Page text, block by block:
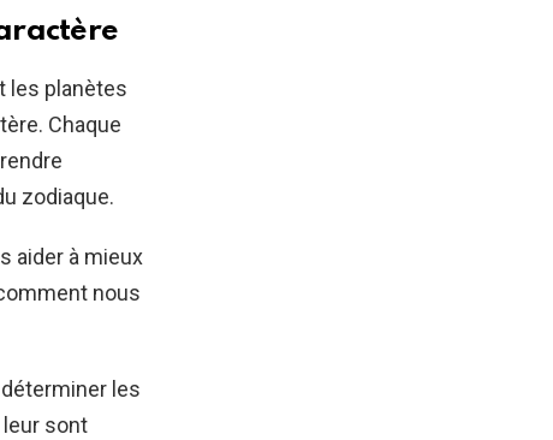
les planètes
Chaque
zodiaque.
aider à mieux
nous
les
sont